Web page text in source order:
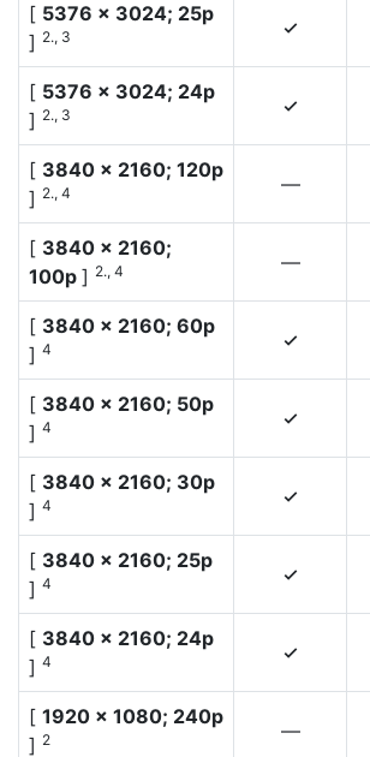
[ 5376 × 3024; 25p
] 2., 3 4
[ 5376 × 3024; 24p
] 2., 3 4
[ 3840 × 2160; 120p
] 2., 4 —
[ 3840 × 2160;
100p ] 2., 4 —
[ 3840 × 2160; 60p
] 4 4
[ 3840 × 2160; 50p
] 4 4
[ 3840 × 2160; 30p
] 4 4
[ 3840 × 2160; 25p
] 4 4
[ 3840 × 2160; 24p
] 4 4
[ 1920 × 1080; 240p
] 2 —